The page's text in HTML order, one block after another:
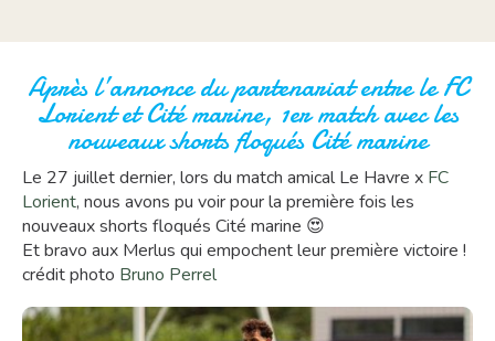
Après l’annonce du partenariat entre le FC
Lorient et Cité marine, 1er match avec les
nouveaux shorts floqués Cité marine
Le 27 juillet dernier, lors du match amical Le Havre x FC
Lorient, nous avons pu voir pour la première fois les
nouveaux shorts floqués Cité marine 😍
Et bravo aux Merlus qui empochent leur première victoire !
crédit photo Bruno Perrel